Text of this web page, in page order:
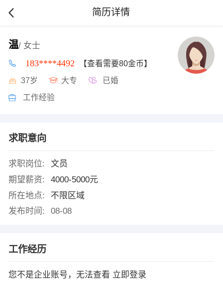
简历详情
温/ 女士
183****4492 【查看需要80金币】
37岁 大专 已婚
工作经验
求职意向
求职岗位:
文员
期望薪资:
4000-5000元
所在地点:
不限区域
发布时间:
08-08
工作经历
您不是企业账号，无法查看 立即登录